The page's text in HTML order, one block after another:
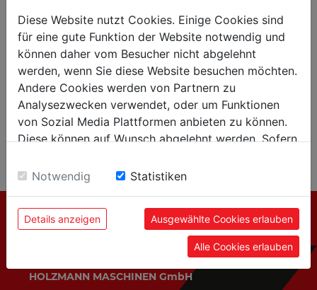
Nous serions ravis de vous envoyer d'autres
exemplaires du nouveau catalogue de machines
pour le métal . Dites-nous la quantité souhaitée.
Vous pouvez passer votre commande par mail :
Mail : j.cusido@holzmann-maschinen.at
CATALOGUE MACHINES METAL
HOLZMANN MASCHINEN GmbH
Diese Website nutzt Cookies. Einige Cookies sind
für eine gute Funktion der Website notwendig und
können daher vom Besucher nicht abgelehnt
werden, wenn Sie diese Website besuchen möchten.
Andere Cookies werden von Partnern zu
Analysezwecken verwendet, oder um Funktionen
von Sozial Media Plattformen anbieten zu können.
Diese können auf Wunsch abgelehnt werden. Sofern
Einwilligung zu unseren Cookies.
Notwendig Statistiken
Details anzeigen Ausgewählte Cookies erlauben
Alle Cookies erlauben